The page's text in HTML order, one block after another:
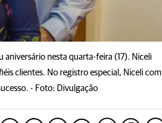
aniversário nesta quarta-feira (17). Niceli
clientes. No registro especial, Niceli com
- Foto: Divulgação